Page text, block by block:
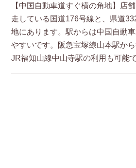
【中国自動車道すぐ横の角地】店
走している国道176号線と、県道
地にあります。駅からは中国自動
やすいです。阪急宝塚線山本駅か
JR福知山線中山寺駅の利用も可能で